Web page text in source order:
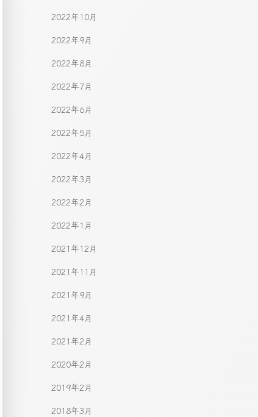
2022年10月
2022年9月
2022年8月
2022年7月
2022年6月
2022年5月
2022年4月
2022年3月
2022年2月
2022年1月
2021年12月
2021年11月
2021年9月
2021年4月
2021年2月
2020年2月
2019年2月
2018年3月